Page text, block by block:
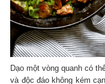
Dạo một vòng quanh có
và độc đáo không kém